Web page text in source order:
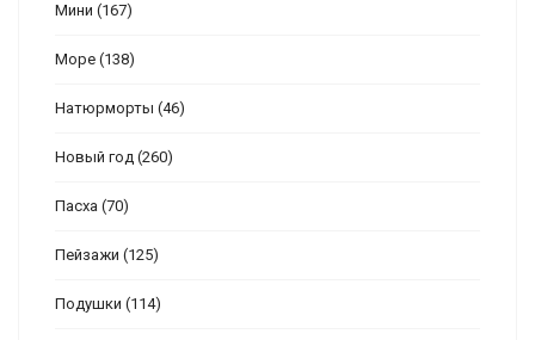
Мини (167)
Море (138)
Натюрморты (46)
Новый год (260)
Пасха (70)
Пейзажи (125)
Подушки (114)